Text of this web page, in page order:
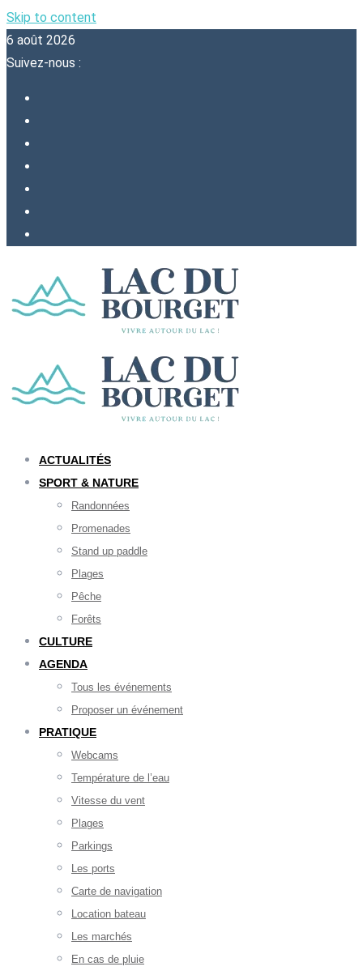
Skip to content
6 août 2026
Suivez-nous :
ACTUALITÉS
SPORT & NATURE
Randonnées
Promenades
Stand up paddle
Plages
Pêche
Forêts
CULTURE
AGENDA
Tous les événements
Proposer un événement
PRATIQUE
Webcams
Température de l’eau
Vitesse du vent
Plages
Parkings
Les ports
Carte de navigation
Location bateau
Les marchés
En cas de pluie